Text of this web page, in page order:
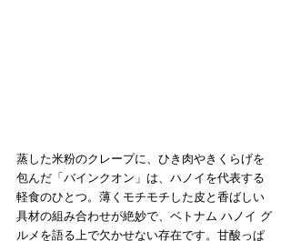
蒸した米粉のクレープに、ひき肉やきくらげを
包んだ「バインクオン」は、ハノイを代表する
軽食のひとつ。薄くモチモチした皮と香ばしい
具材の組み合わせが絶妙で、ベトナム ハノイ グ
ルメを語る上で欠かせない存在です。甘酸っぱ